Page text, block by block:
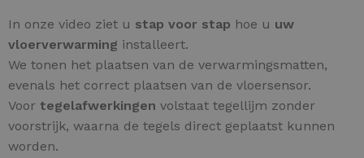
In onze video ziet u stap voor stap hoe u uw
vloerverwarming installeert.
We tonen het plaatsen van de verwarmingsmatten,
evenals het correct plaatsen van de vloersensor.
Voor tegelafwerkingen volstaat tegellijm zonder
voorstrijk, waarna de tegels direct geplaatst kunnen
worden.